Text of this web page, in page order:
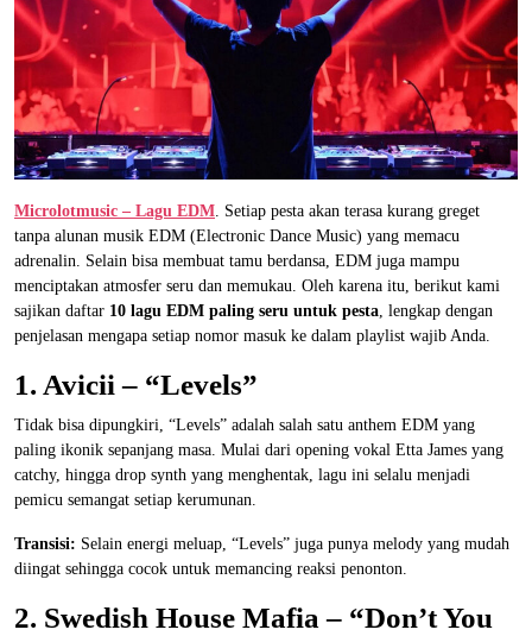
Microlotmusic – Lagu EDM. Setiap pesta akan terasa kurang greget
tanpa alunan musik EDM (Electronic Dance Music) yang memacu
adrenalin. Selain bisa membuat tamu berdansa, EDM juga mampu
menciptakan atmosfer seru dan memukau. Oleh karena itu, berikut kami
sajikan daftar 10 lagu EDM paling seru untuk pesta, lengkap dengan
penjelasan mengapa setiap nomor masuk ke dalam playlist wajib Anda.
1. Avicii – “Levels”
Tidak bisa dipungkiri, “Levels” adalah salah satu anthem EDM yang
paling ikonik sepanjang masa. Mulai dari opening vokal Etta James yang
catchy, hingga drop synth yang menghentak, lagu ini selalu menjadi
pemicu semangat setiap kerumunan.
Transisi: Selain energi meluap, “Levels” juga punya melody yang mudah
diingat sehingga cocok untuk memancing reaksi penonton.
2. Swedish House Mafia – “Don’t You